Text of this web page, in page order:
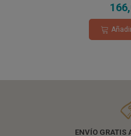
ENVÍO GRATIS